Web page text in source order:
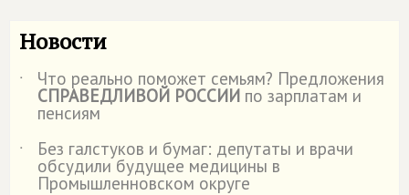
Новости
˙ Что реально поможет семьям? Предложения
СПРАВЕДЛИВОЙ РОССИИ по зарплатам и
пенсиям
˙
Без галстуков и бумаг: депутаты и врачи
обсудили будущее медицины в
Промышленновском округе